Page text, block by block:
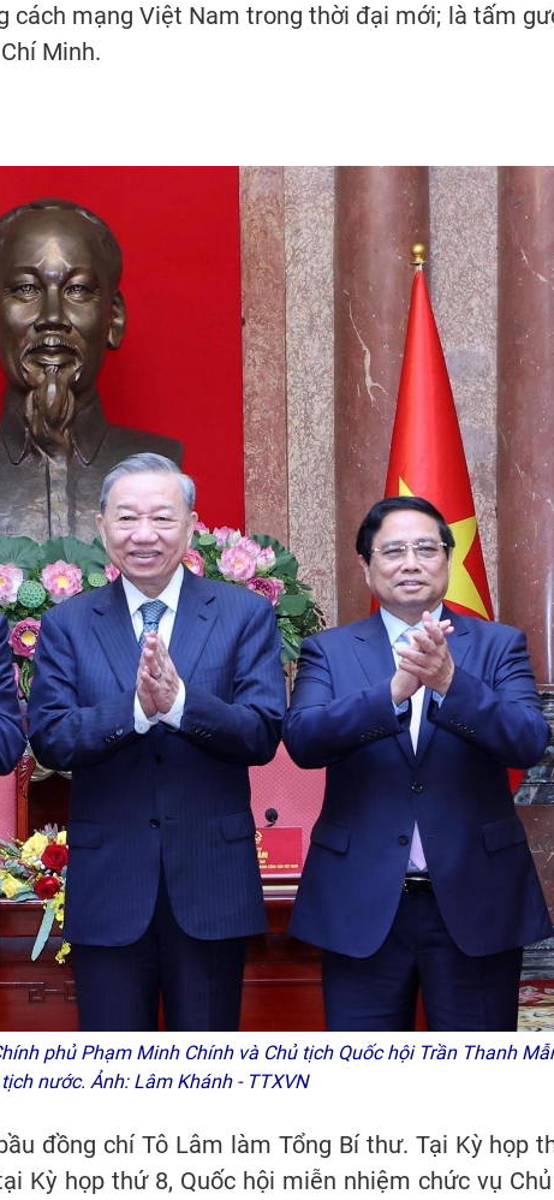
mạng Việt Nam trong thời đại mới; là tấm
Minh.
phủ Phạm Minh Chính và Chủ tịch Quốc hội Trần Thanh
nước. Ảnh: Lâm Khánh - TTXVN
đồng chí Tô Lâm làm Tổng Bí thư. Tại Kỳ họp
Kỳ họp thứ 8, Quốc hội miễn nhiệm chức vụ